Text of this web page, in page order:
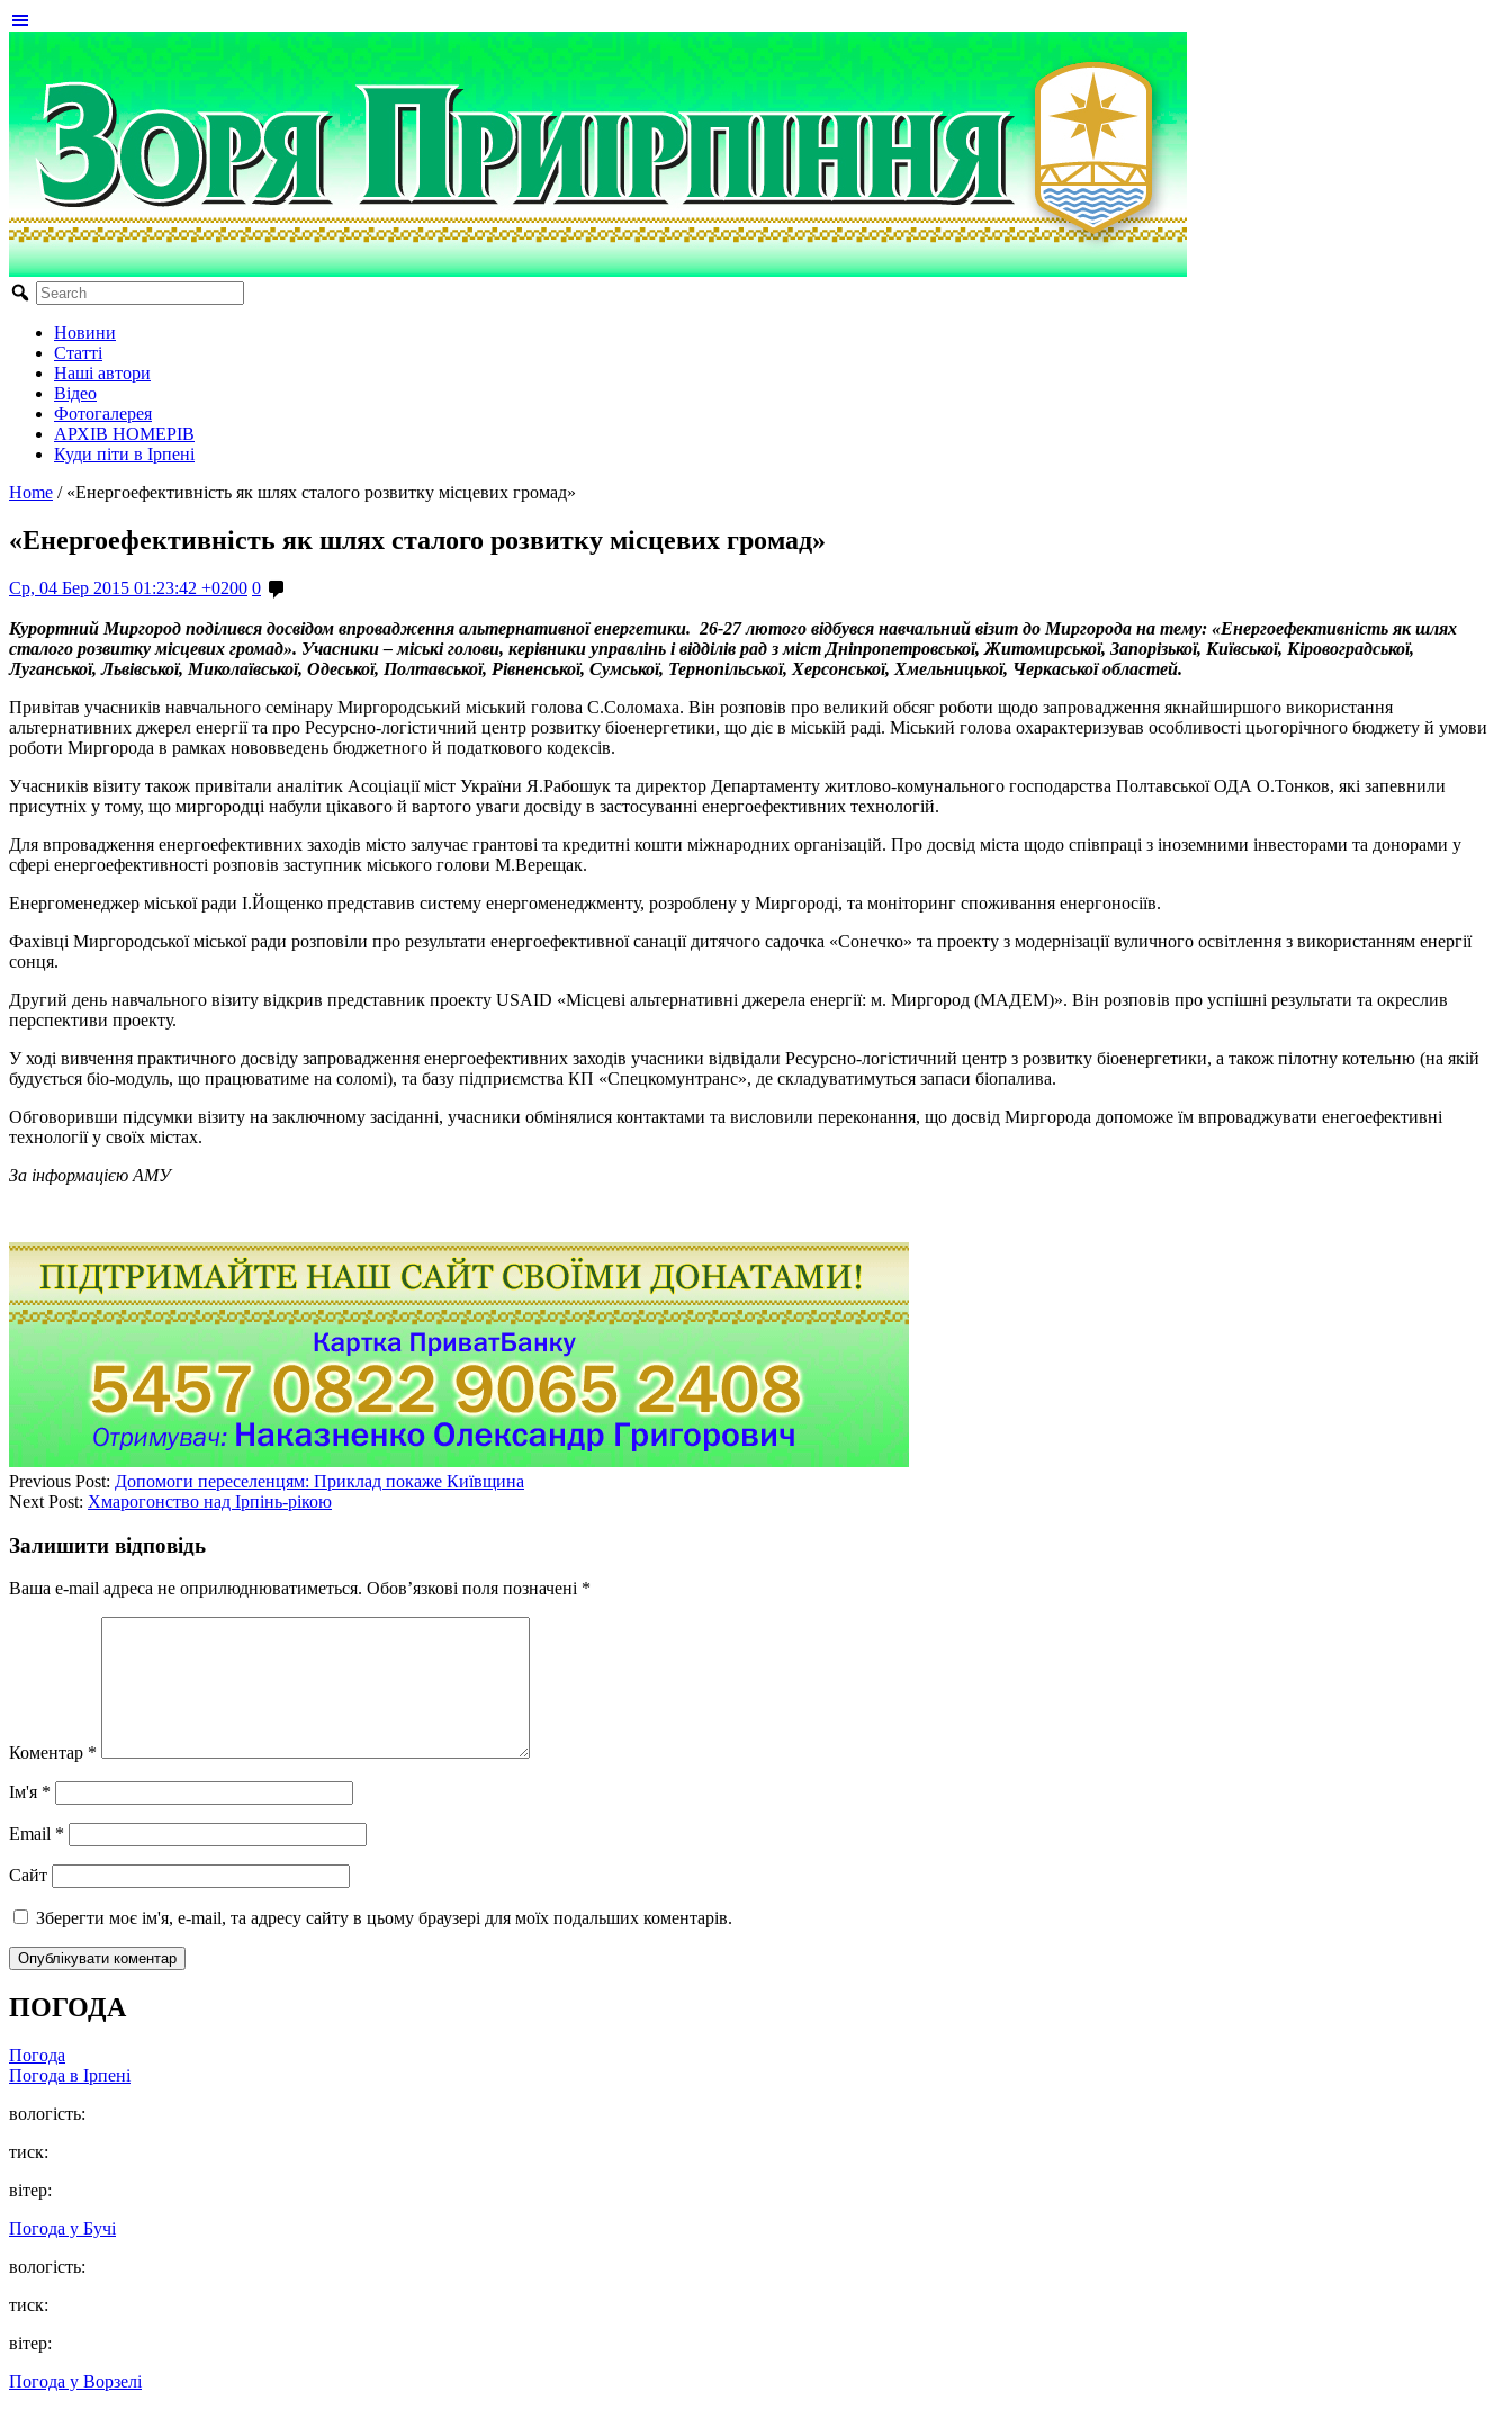
Новини
Статті
Наші автори
Відео
Фотогалерея
АРХІВ НОМЕРІВ
Куди піти в Ірпені
Home / «Енергоефективність як шлях сталого розвитку місцевих громад»
«Енергоефективність як шлях сталого розвитку місцевих громад»
Ср, 04 Бер 2015 01:23:42 +0200 0
Курортний Миргород поділився досвідом впровадження альтернативної енергетики. 26-27 лютого відбувся навчальний візит до Миргорода на тему: «Енергоефективність як шлях
сталого розвитку місцевих громад». Учасники – міські голови, керівники управлінь і відділів рад з міст Дніпропетровської, Житомирської, Запорізької, Київської, Кіровоградської,
Луганської, Львівської, Миколаївської, Одеської, Полтавської, Рівненської, Сумської, Тернопільської, Херсонської, Хмельницької, Черкаської областей.
Привітав учасників навчального семінару Миргородський міський голова С.Соломаха. Він розповів про великий обсяг роботи щодо запровадження якнайширшого використання
альтернативних джерел енергії та про Ресурсно-логістичний центр розвитку біоенергетики, що діє в міській раді. Міський голова охарактеризував особливості цьогорічного бюджету й умови
роботи Миргорода в рамках нововведень бюджетного й податкового кодексів.
Учасників візиту також привітали аналітик Асоціації міст України Я.Рабошук та директор Департаменту житлово-комунального господарства Полтавської ОДА О.Тонков, які запевнили
присутніх у тому, що миргородці набули цікавого й вартого уваги досвіду в застосуванні енергоефективних технологій.
Для впровадження енергоефективних заходів місто залучає грантові та кредитні кошти міжнародних організацій. Про досвід міста щодо співпраці з іноземними інвесторами та донорами у
сфері енергоефективності розповів заступник міського голови М.Верещак.
Енергоменеджер міської ради І.Йощенко представив систему енергоменеджменту, розроблену у Миргороді, та моніторинг споживання енергоносіїв.
Фахівці Миргородської міської ради розповіли про результати енергоефективної санації дитячого садочка «Сонечко» та проекту з модернізації вуличного освітлення з використанням енергії
сонця.
Другий день навчального візиту відкрив представник проекту USAID «Місцеві альтернативні джерела енергії: м. Миргород (МАДЕМ)». Він розповів про успішні результати та окреслив
перспективи проекту.
У ході вивчення практичного досвіду запровадження енергоефективних заходів учасники відвідали Ресурсно-логістичний центр з розвитку біоенергетики, а також пілотну котельню (на якій
будується біо-модуль, що працюватиме на соломі), та базу підприємства КП «Спецкомунтранс», де складуватимуться запаси біопалива.
Обговоривши підсумки візиту на заключному засіданні, учасники обмінялися контактами та висловили переконання, що досвід Миргорода допоможе їм впроваджувати енегоефективні
технології у своїх містах.
За інформацією АМУ
Previous Post: Допомоги переселенцям: Приклад покаже Київщина
Next Post: Хмарогонство над Ірпінь-рікою
Залишити відповідь
Ваша e-mail адреса не оприлюднюватиметься. Обов’язкові поля позначені *
Коментар *
Ім'я *
Email *
Сайт
Зберегти моє ім'я, e-mail, та адресу сайту в цьому браузері для моїх подальших коментарів.
ПОГОДА
Погода
Погода в Ірпені
вологість:
тиск:
вітер:
Погода у Бучі
вологість:
тиск:
вітер:
Погода у Ворзелі